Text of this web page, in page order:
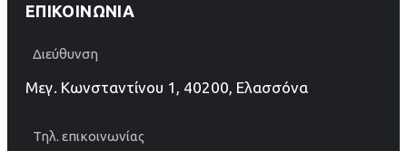
ΕΠΙΚΟΙΝΩΝΊΑ
Διεύθυνση
Μεγ. Κωνσταντίνου 1, 40200, Ελασσόνα
Τηλ. επικοινωνίας